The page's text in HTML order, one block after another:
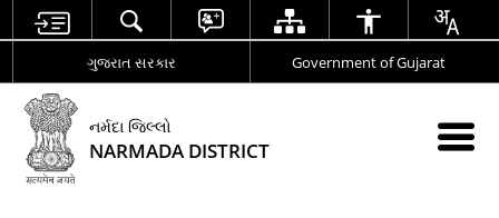
ગુજરાત સરકાર Government of Gujarat
નર્મદા જિલ્લો
NARMADA DISTRICT